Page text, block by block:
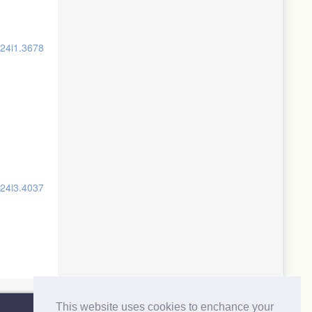
This website uses cookies to enchance your
Press).